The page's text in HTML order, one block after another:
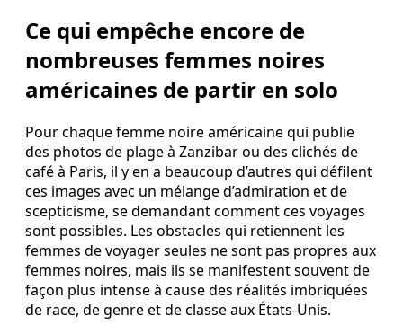
Ce qui empêche encore de
nombreuses femmes noires
américaines de partir en solo
Pour chaque femme noire américaine qui publie
des photos de plage à Zanzibar ou des clichés de
café à Paris, il y en a beaucoup d’autres qui défilent
ces images avec un mélange d’admiration et de
scepticisme, se demandant comment ces voyages
sont possibles. Les obstacles qui retiennent les
femmes de voyager seules ne sont pas propres aux
femmes noires, mais ils se manifestent souvent de
façon plus intense à cause des réalités imbriquées
de race, de genre et de classe aux États-Unis.